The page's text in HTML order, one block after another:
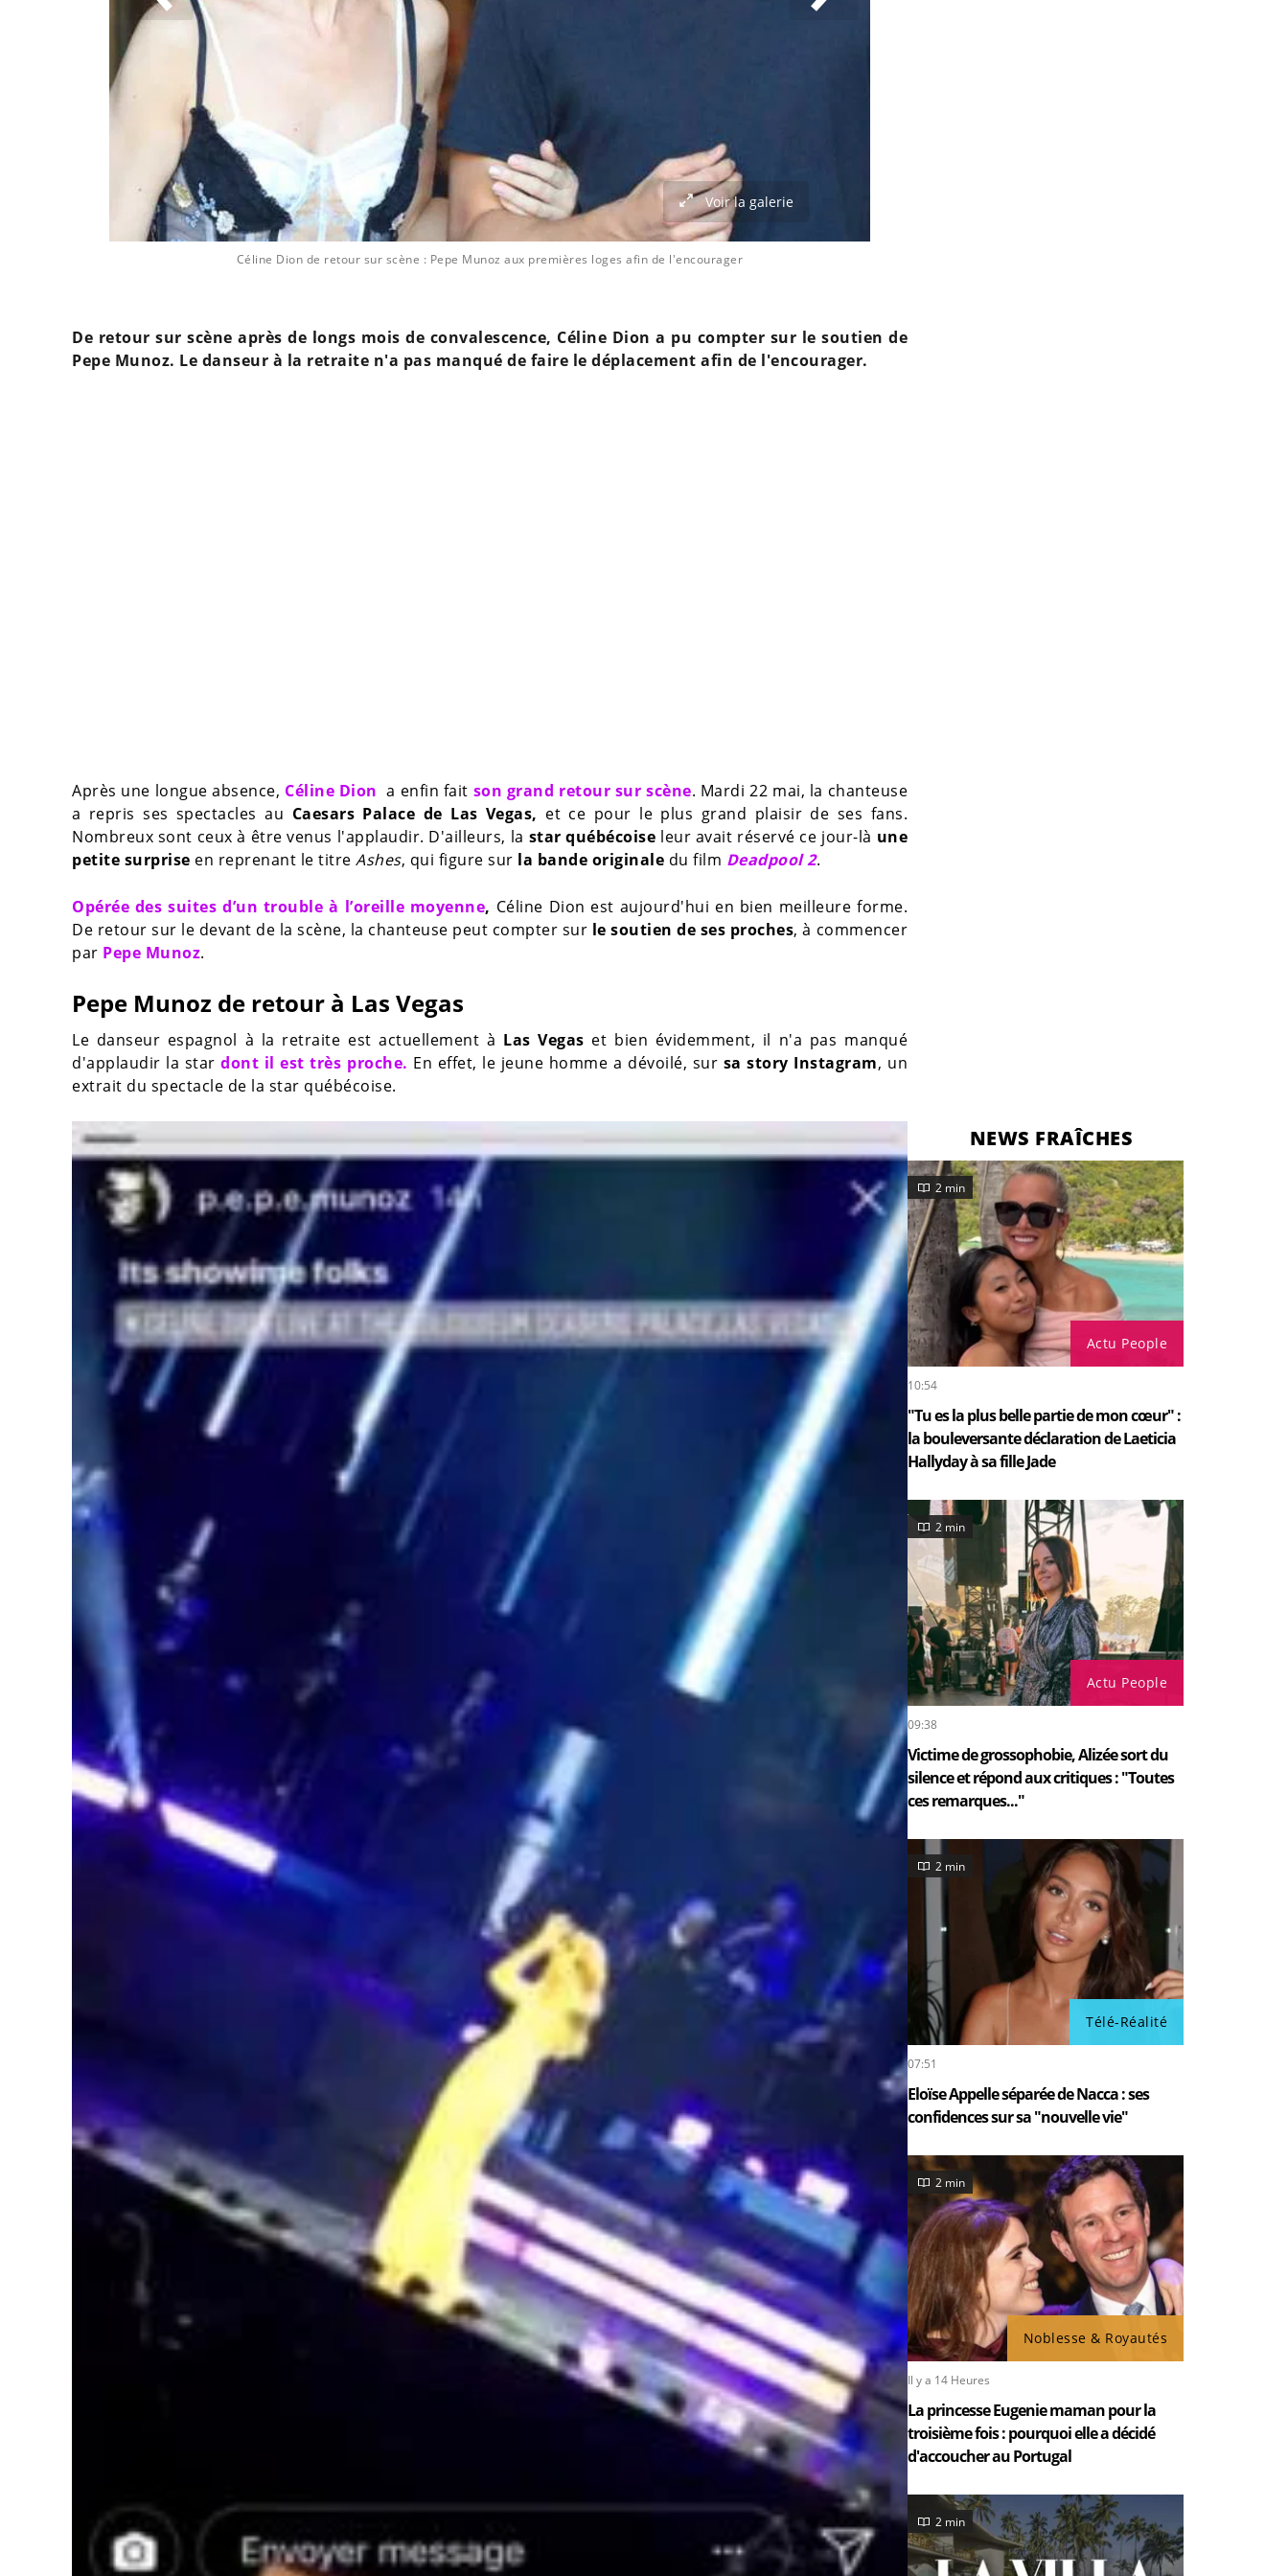
Céline Dion de retour sur scène : Pepe Munoz aux premières loges afin de l'encourager
Voir la galerie
De retour sur scène après de longs mois de convalescence, Céline Dion a pu compter sur le soutien de
Pepe Munoz. Le danseur à la retraite n'a pas manqué de faire le déplacement afin de l'encourager.
Après une longue absence, Céline Dion a enfin fait son grand retour sur scène. Mardi 22 mai, la chanteuse
a repris ses spectacles au Caesars Palace de Las Vegas, et ce pour le plus grand plaisir de ses fans.
Nombreux sont ceux à être venus l'applaudir. D'ailleurs, la star québécoise leur avait réservé ce jour-là une
petite surprise en reprenant le titre Ashes, qui figure sur la bande originale du film Deadpool 2.
Opérée des suites d’un trouble à l’oreille moyenne, Céline Dion est aujourd'hui en bien meilleure forme.
De retour sur le devant de la scène, la chanteuse peut compter sur le soutien de ses proches, à commencer
par Pepe Munoz.
Pepe Munoz de retour à Las Vegas
Le danseur espagnol à la retraite est actuellement à Las Vegas et bien évidemment, il n'a pas manqué
d'applaudir la stardont il est très proche. En effet, le jeune homme a dévoilé, sur sa story Instagram, un
extrait du spectacle de la star québécoise.
NEWS FRAÎCHES
Actu People
2 min
10:54
"Tu es la plus belle partie de mon cœur" :
la bouleversante déclaration de Laeticia
Hallyday à sa fille Jade
Actu People
2 min
09:38
Victime de grossophobie, Alizée sort du
silence et répond aux critiques : "Toutes
ces remarques..."
Télé-Réalité
2 min
07:51
Eloïse Appelle séparée de Nacca : ses
confidences sur sa "nouvelle vie"
Noblesse & Royautés
2 min
Il y a 14 Heures
La princesse Eugenie maman pour la
troisième fois : pourquoi elle a décidé
d'accoucher au Portugal
2 min